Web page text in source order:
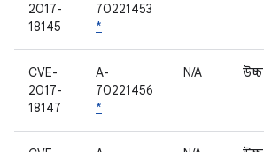
2017-
18145
70221453
*
CVE-
2017-
18147
A-
70221456
*
N/A উচ্চ